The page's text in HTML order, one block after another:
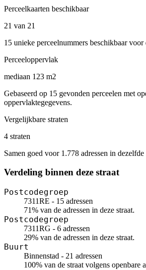
Perceelkaarten beschikbaar
21 van 21
15 unieke perceelnummers beschikbaar voor
Perceeloppervlak
mediaan 123 m2
Gebaseerd op 15 gevonden perceelen met
oppervlaktegegevens.
Vergelijkbare straten
4 straten
Samen goed voor 1.778 adressen in dezelfde
Verdeling binnen deze straat
Postcodegroep
7311RE - 15 adressen
71% van de adressen in deze straat.
Postcodegroep
7311RG - 6 adressen
29% van de adressen in deze straat.
Buurt
Binnenstad - 21 adressen
100% van de straat volgens openbare